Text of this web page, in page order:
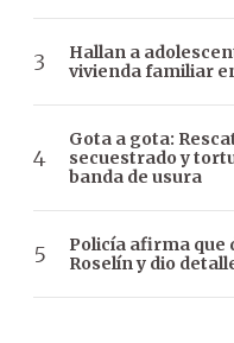
Hallan a
vivienda familiar
Gota a gota:
secuestrado y
banda de usura
Policía afirma que
Roselín y dio